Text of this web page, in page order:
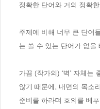
정확한 단어와 거의 정확
주제에 비해 너무 큰 단어
는 쓸 수 있는 단어가 없을
가끔 (작가의) ‘벽’ 자체
않기 때문에, 내면의 목소
준비를 하라며 호의를 베